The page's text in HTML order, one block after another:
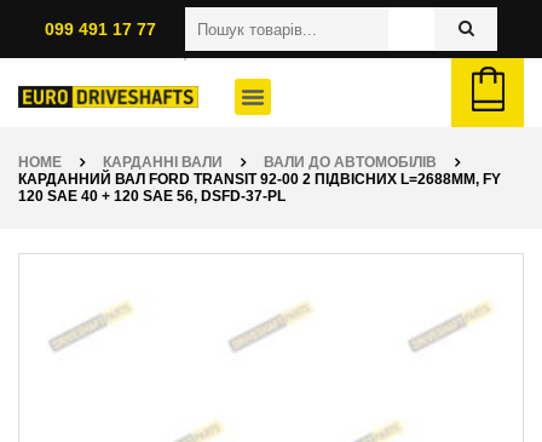
099 491 17 77
HOME КАРДАННІ ВАЛИ
ВАЛИ ДО АВТОМОБІЛІВ
КАРДАННИЙ ВАЛ FORD TRANSIT 92-00 2 ПІДВІСНИХ L=2688ММ, FY
120 SAE 40 + 120 SAE 56, DSFD-37-PL